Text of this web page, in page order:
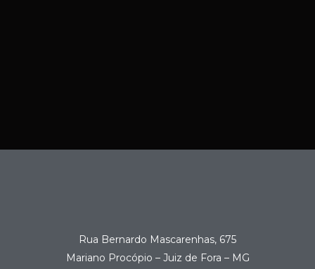
Rua Bernardo Mascarenhas, 675
Mariano Procópio – Juiz de Fora – MG